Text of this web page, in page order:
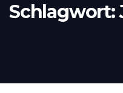
Schlagwort: